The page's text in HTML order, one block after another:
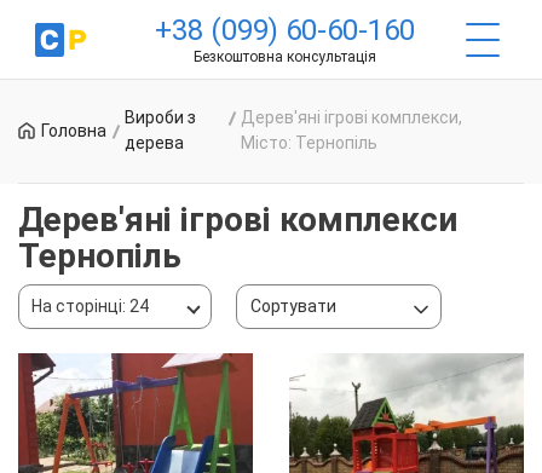
+38 (099) 60-60-160
Безкоштовна консультація
Головна
Вироби з
дерева
Дерев'яні ігрові комплекси,
Місто: Тернопіль
Дерев'яні ігрові комплекси
Тернопіль
На сторінці: 24 Сортувати